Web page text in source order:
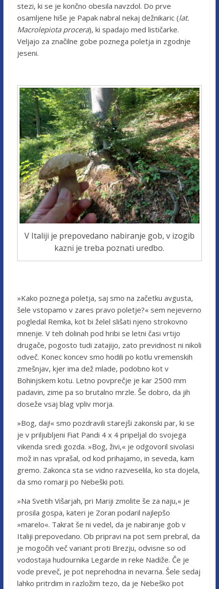
stezi, ki se je končno obesila navzdol. Do prve
osamljene hiše je Papak nabral nekaj dežnikaric (lat.
Macrolepiota procera), ki spadajo med lističarke.
Veljajo za značilne gobe poznega poletja in zgodnje
jeseni.
V Italiji je prepovedano nabiranje gob, v izogib
kazni je treba poznati uredbo.
»Kako poznega poletja, saj smo na začetku avgusta,
šele vstopamo v zares pravo poletje?« sem nejeverno
pogledal Remka, kot bi želel slišati njeno strokovno
mnenje. V teh dolinah pod hribi se letni časi vrtijo
drugače, pogosto tudi zatajijo, zato previdnost ni nikoli
odveč. Konec koncev smo hodili po kotlu vremenskih
zmešnjav, kjer ima dež mlade, podobno kot v
Bohinjskem kotu. Letno povprečje je kar 2500 mm
padavin, zime pa so brutalno mrzle. Še dobro, da jih
doseže vsaj blag vpliv morja.
»Bog, daj!« smo pozdravili starejši zakonski par, ki se
je v priljubljeni Fiat Pandi 4 x 4 pripeljal do svojega
vikenda sredi gozda. »Bog, živi,« je odgovoril sivolasi
mož in nas vprašal, od kod prihajamo, in seveda, kam
gremo. Zakonca sta se vidno razveselila, ko sta dojela,
da smo romarji po Nebeški poti.
»Na Svetih Višarjah, pri Mariji zmolite še za naju,« je
prosila gospa, kateri je Zoran podaril najlepšo
»marelo«. Takrat še ni vedel, da je nabiranje gob v
Italiji prepovedano. Ob pripravi na pot sem prebral, da
je mogočih več variant proti Brezju, odvisne so od
vodostaja hudournika Legarde in reke Nadiže. Če je
vode preveč, je pot neprehodna in nevarna. Šele sedaj
lahko pritrdim in razložim tezo, da je Nebeško pot